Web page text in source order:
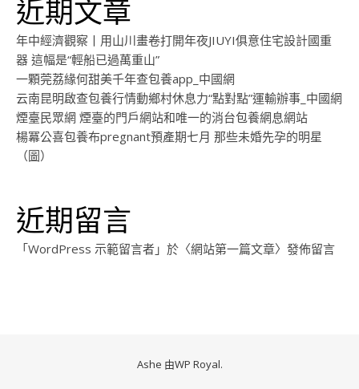
近期文章
年中經濟觀察丨用山川畫卷打開年夜JIUYI俱意住宅設計國重
器 這幅是“輕船已過萬重山”
一顆莞荔緣何甜美千年查包養app_中國網
云南昆明啟查包養行情動鄉村休息力“點對點”運輸辦事_中國網
煙臺民眾網 煙臺的門戶網站和唯一的消台包養網息網站
楊冪公喜包養布pregnant預產期七月 那些未婚先孕的明星
（圖）
近期留言
「WordPress 示範留言者 」於〈網站第一篇文章〉發佈留言
Ashe 由WP Royal.